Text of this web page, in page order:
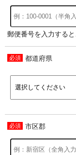
郵便番号を入力する
都道府県
市区郡